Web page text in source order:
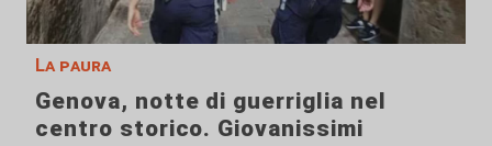
La paura
Genova, notte di guerriglia nel
centro storico. Giovanissimi